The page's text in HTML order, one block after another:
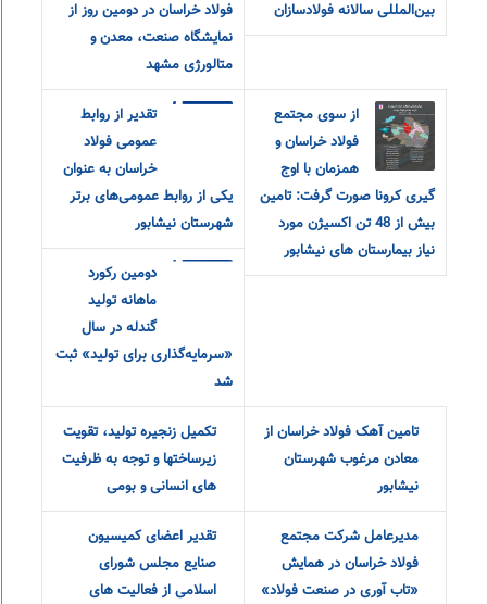
بین‌المللی سالانه فولادسازان
فولاد خراسان در دومین روز از
نمایشگاه صنعت، معدن و
متالورژی مشهد
از سوی مجتمع
فولاد خراسان و
همزمان با اوج
گیری کرونا صورت گرفت: تامین
بیش از 48 تن اکسیژن مورد
نیاز بیمارستان های نیشابور
تقدیر از روابط‌
عمومی فولاد
خراسان به عنوان
یکی از روابط‌ عمومی‌های برتر
شهرستان نیشابور
دومین رکورد
ماهانه تولید
گندله در سال
«سرمایه‌گذاری برای تولید» ثبت
شد
تامین آهک فولاد
خراسان از معادن
نیشابور
تکمیل زنجیره
تولید، تقویت
زیرساختها و توجه
به ظرفیت های انسانی و بومی
مدیرعامل شرکت
مجتمع فولاد
تقدیر اعضای
کمیسیون صنایع